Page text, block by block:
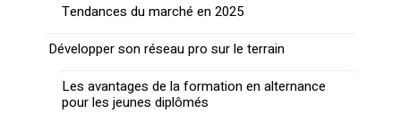
Tendances du marché en 2025
Développer son réseau pro sur le terrain
Les avantages de la formation en alternance
pour les jeunes diplômés